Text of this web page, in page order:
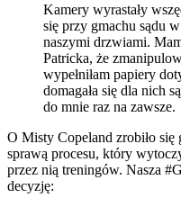
Kamery wyrastały
się przy gmachu sądu
naszymi drzwiami.
Patricka, że
wypełniłam papiery
domagała się dla nich
do mnie raz na zawsze.
O Misty Copeland zrobiło się
sprawą procesu, który
przez nią treningów. Nasza
decyzję: